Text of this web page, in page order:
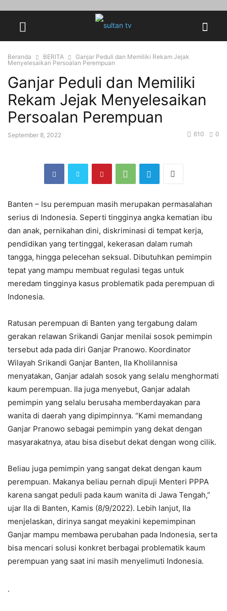
Beranda BERITA
Ganjar Peduli dan Memiliki Rekam Jejak
Menyelesaikan Persoalan Perempuan
Ganjar Peduli dan Memiliki
Rekam Jejak Menyelesaikan
Persoalan Perempuan
September 8, 2022 0
610
Banten – Isu perempuan masih merupakan permasalahan
serius di Indonesia. Seperti tingginya angka kematian ibu
dan anak, pernikahan dini, diskriminasi di tempat kerja,
pendidikan yang tertinggal, kekerasan dalam rumah
tangga, hingga pelecehan seksual. Dibutuhkan pemimpin
tepat yang mampu membuat regulasi tegas untuk
meredam tingginya kasus problematik pada perempuan di
Indonesia.
Ratusan perempuan di Banten yang tergabung dalam
gerakan relawan Srikandi Ganjar menilai sosok pemimpin
tersebut ada pada diri Ganjar Pranowo. Koordinator
Wilayah Srikandi Ganjar Banten, Ila Kholilannisa
menyatakan, Ganjar adalah sosok yang selalu menghormati
kaum perempuan. Ila juga menyebut, Ganjar adalah
pemimpin yang selalu berusaha memberdayakan para
wanita di daerah yang dipimpinnya. “Kami memandang
Ganjar Pranowo sebagai pemimpin yang dekat dengan
masyarakatnya, atau bisa disebut dekat dengan wong cilik.
Beliau juga pemimpin yang sangat dekat dengan kaum
perempuan. Makanya beliau pernah dipuji Menteri PPPA
karena sangat peduli pada kaum wanita di Jawa Tengah,”
ujar Ila di Banten, Kamis (8/9/2022). Lebih lanjut, Ila
menjelaskan, dirinya sangat meyakini kepemimpinan
Ganjar mampu membawa perubahan pada Indonesia, serta
bisa mencari solusi konkret berbagai problematik kaum
perempuan yang saat ini masih menyelimuti Indonesia.
.